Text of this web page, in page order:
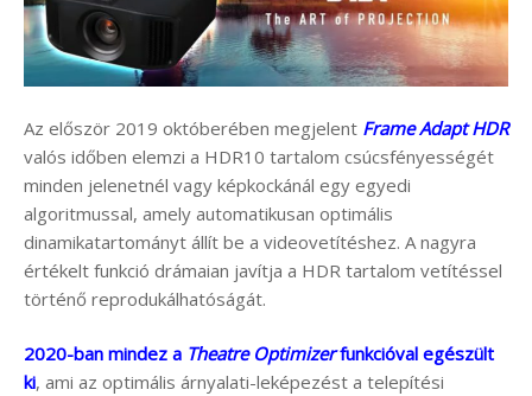
Az először 2019 októberében megjelent Frame Adapt HDR
valós időben elemzi a HDR10 tartalom csúcsfényességét
minden jelenetnél vagy képkockánál egy egyedi
algoritmussal, amely automatikusan optimális
dinamikatartományt állít be a videovetítéshez. A nagyra
értékelt funkció drámaian javítja a HDR tartalom vetítéssel
történő reprodukálhatóságát.
2020-ban mindez a Theatre Optimizerfunkcióval egészült
ki, ami az optimális árnyalati-leképezést a telepítési